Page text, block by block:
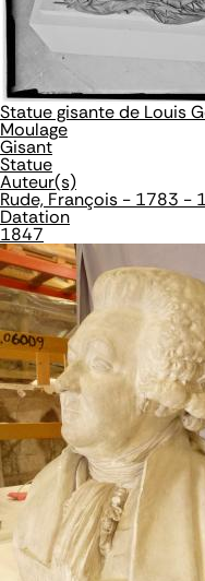
Statue gisante de Louis
Moulage
Gisant
Statue
Auteur(s)
Rude, François - 1783 -
Datation
1847